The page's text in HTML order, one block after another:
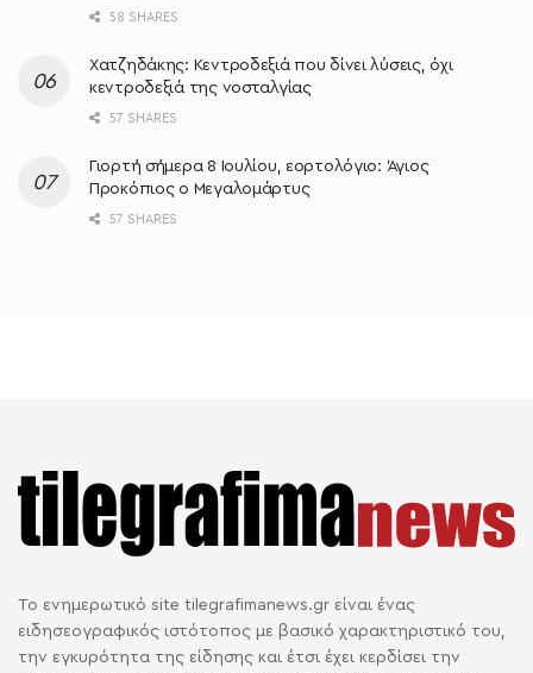
58 SHARES
Χατζηδάκης: Κεντροδεξιά που δίνει λύσεις, όχι
κεντροδεξιά της νοσταλγίας
57 SHARES
Γιορτή σήμερα 8 Ιουλίου, εορτολόγιο: Άγιος
Προκόπιος ο Μεγαλομάρτυς
57 SHARES
Το ενημερωτικό site tilegrafimanews.gr είναι ένας
ειδησεογραφικός ιστότοπος με βασικό χαρακτηριστικό του,
την εγκυρότητα της είδησης και έτσι έχει κερδίσει την